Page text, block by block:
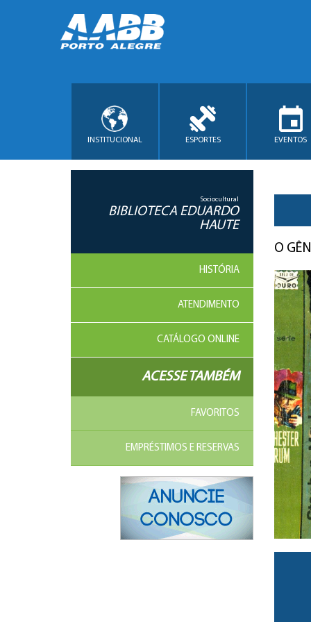
INSTITUCIONAL ESPORTES EVENTOS
Sociocultural
BIBLIOTECA EDUARDO
HAUTE
HISTÓRIA
ATENDIMENTO
CATÁLOGO ONLINE
ACESSE TAMBÉM
FAVORITOS
EMPRÉSTIMOS E RESERVAS
O